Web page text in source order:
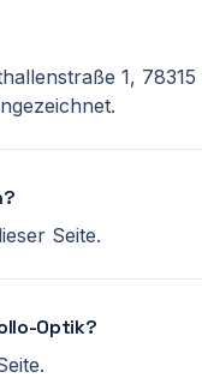
1,
Seite.
Optik?